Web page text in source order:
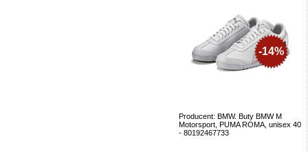
Producent: BMW. Buty BMW M
Motorsport, PUMA ROMA, unisex 40
- 80192467733
-14%